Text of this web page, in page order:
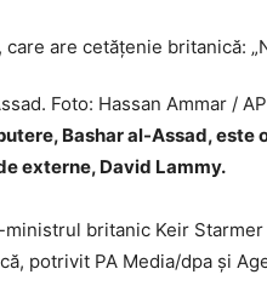
Foto: Hassan Ammar /
Bashar al-Assad, este
externe, David Lammy.
britanic Keir
potrivit PA Media/dpa și